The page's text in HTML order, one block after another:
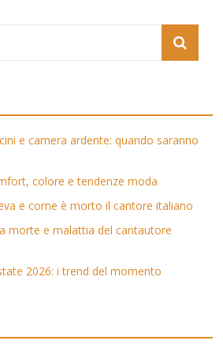
e camera ardente: quando saranno
colore e tendenze moda
e come è morto il cantore italiano
morte e malattia del cantautore
2026: i trend del momento